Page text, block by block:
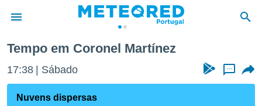
da
foi
Tempo em Coronel Martínez
17:38 Sábado ...
Nuvens dispersas